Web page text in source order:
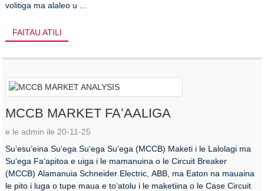
volitiga ma alaleo u ...
FAITAU ATILI
MCCB MARKET FAʻAALIGA
e le admin ile 20-11-25
Suʻesuʻeina Suʻega Suʻega Suʻega (MCCB) Maketi i le Lalolagi ma
Suʻega Faʻapitoa e uiga i le mamanuina o le Circuit Breaker
(MCCB) Alamanuia Schneider Electric, ABB, ma Eaton na mauaina
le pito i luga o tupe maua e toʻatolu i le maketiina o le Case Circuit